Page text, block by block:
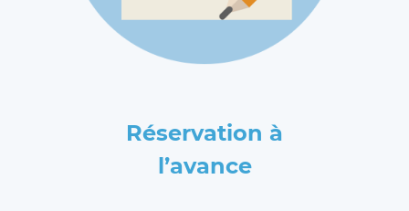
Réservation à
l’avance